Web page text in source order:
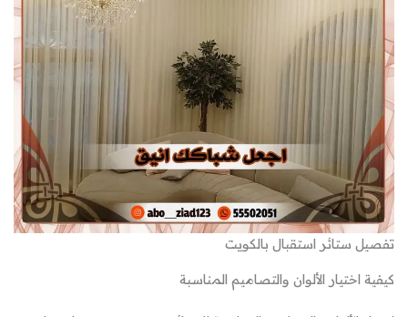
تفصيل ستائر استقبال بالكويت
كيفية اختيار الألوان والتصاميم المناسبة